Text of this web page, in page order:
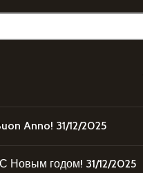
Anno! 31/12/2025
Новым годом! 31/12/2025